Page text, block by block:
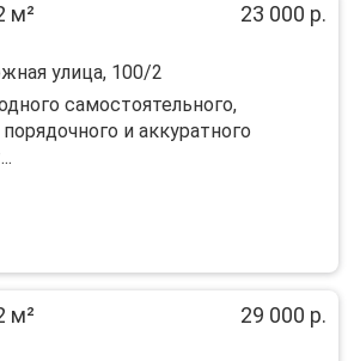
м² 23 000 р.
улица, 100/2
самостоятельного,
и аккуратного
м² 29 000 р.